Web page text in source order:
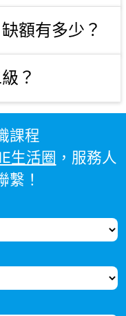
額有多少？
？
課程
生活圈 ，服務人
繫！